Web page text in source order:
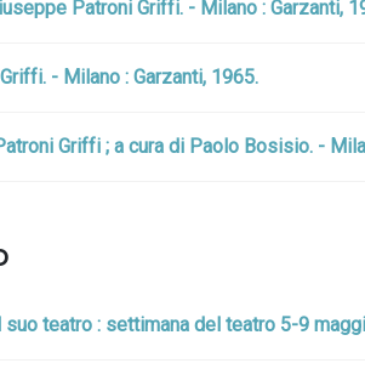
Patroni Griffi. - Milano : Garzanti,
- Milano : Garzanti, 1965.
Griffi ; a cura di Paolo Bosisio. -
teatro : settimana del teatro 5-9